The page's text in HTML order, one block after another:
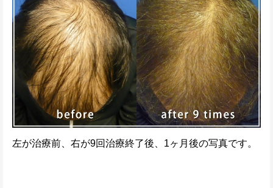
左が治療前、右が9回治療終了後、1ヶ月後の写真です。